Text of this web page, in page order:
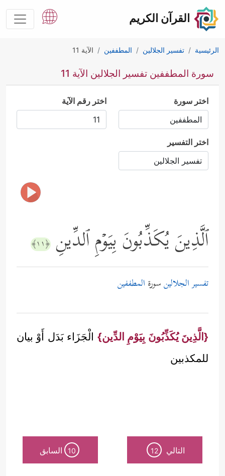
القرآن الكريم
الرئيسية تفسير الجلالين المطففين الآية 11
سورة المطففين تفسير الجلالين الآية 11
اختر سورة اختر رقم الآية
اختر التفسير
ٱلَّذِینَ یُكَذِّبُونَ بِیَوۡمِ ٱلدِّینِ ﴿١١﴾
تفسير الجلالينسورة المطففين
{الَّذِينَ يُكَذِّبُونَ بِيَوْمِ الدِّين} الْجَزَاء بَدَل أَوْ بيان
للمكذبين
التالي 12
10 السابق